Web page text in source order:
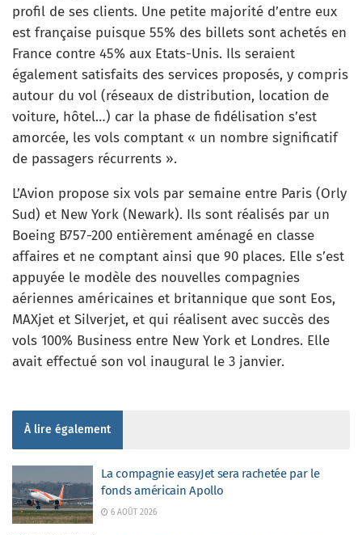
profil de ses clients. Une petite majorité d’entre eux
est française puisque 55% des billets sont achetés en
France contre 45% aux Etats-Unis. Ils seraient
également satisfaits des services proposés, y compris
autour du vol (réseaux de distribution, location de
voiture, hôtel…) car la phase de fidélisation s’est
amorcée, les vols comptant « un nombre significatif
de passagers récurrents ».
L’Avion propose six vols par semaine entre Paris (Orly
Sud) et New York (Newark). Ils sont réalisés par un
Boeing B757-200 entièrement aménagé en classe
affaires et ne comptant ainsi que 90 places. Elle s’est
appuyée le modèle des nouvelles compagnies
aériennes américaines et britannique que sont Eos,
MAXjet et Silverjet, et qui réalisent avec succès des
vols 100% Business entre New York et Londres. Elle
avait effectué son vol inaugural le 3 janvier.
À lire également
La compagnie easyJet sera rachetée par le
fonds américain Apollo
6 AOÛT 2026